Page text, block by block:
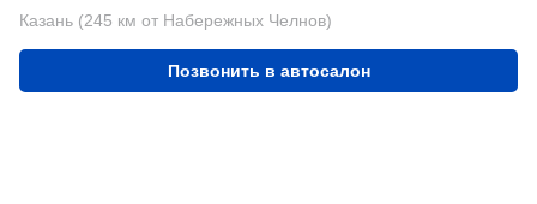
Казань (245 км от Набережных Челнов)
Позвонить в автосалон